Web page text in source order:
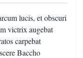
lucis, et obscuri
victrix augebat
carpebat
Baccho